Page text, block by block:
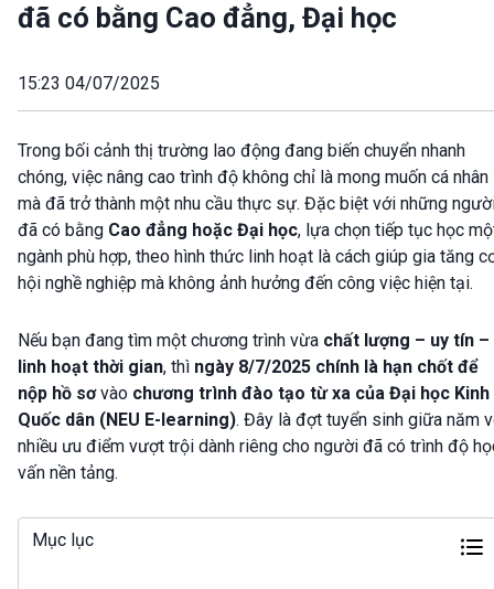
đã có bằng Cao đẳng, Đại học
15:23 04/07/2025
Trong bối cảnh thị trường lao động đang biến chuyển nhanh
chóng, việc nâng cao trình độ không chỉ là mong muốn cá nhân
mà đã trở thành một nhu cầu thực sự. Đặc biệt với những
đã có bằng Cao đẳng hoặc Đại học, lựa chọn tiếp tục học
ngành phù hợp, theo hình thức linh hoạt là cách giúp gia tăng
hội nghề nghiệp mà không ảnh hưởng đến công việc hiện tại.
Nếu bạn đang tìm một chương trình vừa chất lượng – uy tín –
linh hoạt thời gian, thì ngày 8/7/2025 chính là hạn chốt để
nộp hồ sơvào chương trình đào tạo từ xa của Đại học Kinh
Quốc dân (NEU E-learning). Đây là đợt tuyển sinh giữa năm
nhiều ưu điểm vượt trội dành riêng cho người đã có trình độ
vấn nền tảng.
Mục lục